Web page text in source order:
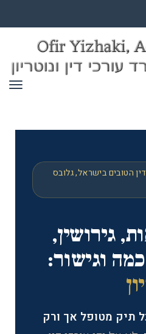
משרדי הדין הטובים בישראל, גלובס
גירושין,
וגישור:
תיק מטופל אך ורק